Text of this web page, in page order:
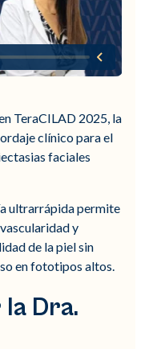
TeraCILAD 2025, la
clínico para el
faciales
ultrarrápida permite
y
de la piel sin
en fototipos altos.
Dra.